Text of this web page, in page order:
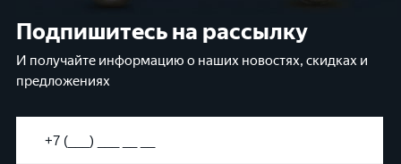
Подпишитесь на рассылку
И получайте информацию о наших новостях, скидках и
предложениях